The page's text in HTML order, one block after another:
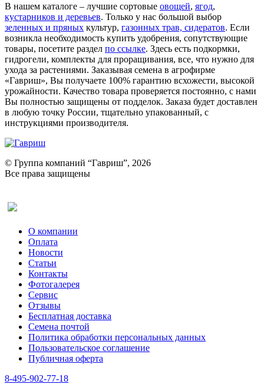
В нашем каталоге – лучшие сортовые овощей, ягод,
кустарников и деревьев. Только у нас большой выбор
зеленных и пряных культур, газонных трав, сидератов. Если
возникла необходимость купить удобрения, сопутствующие
товары, посетите раздел по ссылке. Здесь есть подкормки,
гидрогели, комплекты для проращивания, все, что нужно для
ухода за растениями. Заказывая семена в агрофирме
«Гавриш», Вы получаете 100% гарантию всхожести, высокой
урожайности. Качество товара проверяется постоянно, с нами
Вы полностью защищены от подделок. Заказа будет доставлен
в любую точку России, тщательно упакованный, с
инструкциями производителя.
© Группа компаний “Гавриш”, 2026
Все права защищены
О компании
Оплата
Новости
Статьи
Контакты
Фотогалерея​
Сервис
Отзывы
Бесплатная доставка
Семена почтой
Политика обработки персональных данных
Пользовательское соглашение
Публичная оферта
8-495-902-77-18